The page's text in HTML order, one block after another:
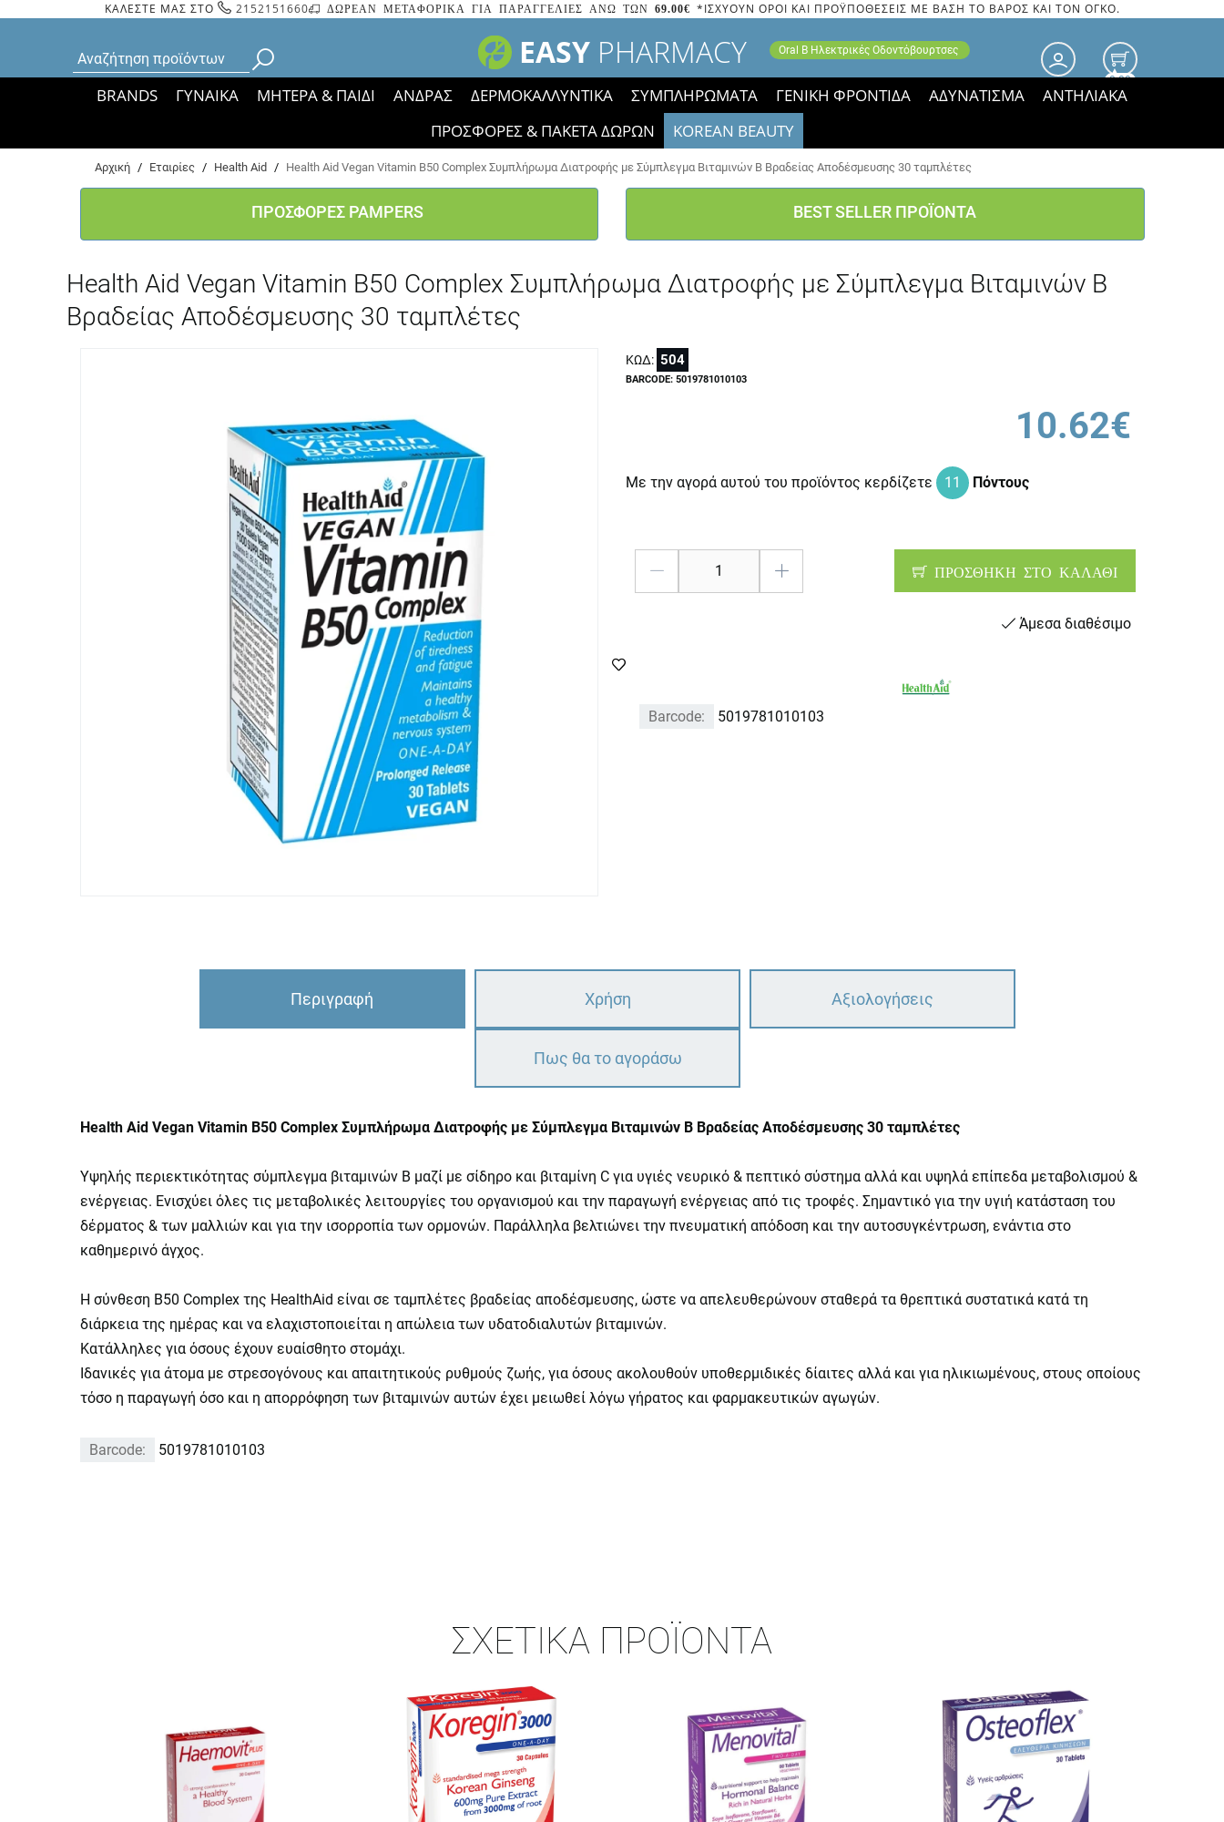
ΚΑΛΕΣΤΕ ΜΑΣ ΣΤΟ 2152151660 ΔΩΡΕΑΝ ΜΕΤΑΦΟΡΙΚΑ ΓΙΑ ΠΑΡΑΓΓΕΛΙΕΣ ΑΝΩ ΤΩΝ 69.00€ *ΙΣΧΥΟΥΝ ΟΡΟΙ ΚΑΙ ΠΡΟΫΠΟΘΕΣΕΙΣ ΜΕ ΒΑΣΗ ΤΟ ΒΑΡΟΣ ΚΑΙ ΤΟΝ ΟΓΚΟ.
EASY PHARMACY Oral B Ηλεκτρικές Οδοντόβουρτσες
0.00
BRANDS ΓΥΝΑΙΚΑ ΜΗΤΕΡΑ & ΠΑΙΔΙ ΑΝΔΡΑΣ ΔΕΡΜΟΚΑΛΛΥΝΤΙΚΑ ΣΥΜΠΛΗΡΩΜΑΤΑ ΓΕΝΙΚΗ ΦΡΟΝΤΙΔΑ ΑΔΥΝΑΤΙΣΜΑ
ΑΝΤΗΛΙΑΚΑ
ΠΡΟΣΦΟΡΕΣ & ΠΑΚΕΤΑ ΔΩΡΩΝ
KOREAN BEAUTY
Bάσει ΦΕΚ 35935/2023 τα εικονίδια των εκπτώσεων έφυγαν, οι χαμηλές μας τιμές ΠΑΡΑΜΕΝΟΥΝ!
Αρχική / Εταιρίες / Health Aid / Health Aid Vegan Vitamin B50 Complex Συμπλήρωμα Διατροφής με Σύμπλεγμα Βιταμινών B Βραδείας Αποδέσμευσης 30 ταμπλέτες
ΠΡΟΣΦΟΡΕΣ PAMPERS BEST SELLER ΠΡΟΪΟΝΤΑ
Health Aid Vegan Vitamin B50 Complex Συμπλήρωμα Διατροφής με Σύμπλεγμα Βιταμινών B
Βραδείας Αποδέσμευσης 30 ταμπλέτες
ΚΩΔ: 504
BARCODE: 5019781010103
10.62€
Με την αγορά αυτού του προϊόντος κερδίζετε 11 Πόντους
ΠΡΟΣΘΗΚΗ ΣΤΟ ΚΑΛΑΘΙ
Άμεσα διαθέσιμο
Barcode: 5019781010103
Περιγραφή Χρήση Αξιολογήσεις
Πως θα το αγοράσω
Health Aid Vegan Vitamin B50 Complex Συμπλήρωμα Διατροφής με Σύμπλεγμα Βιταμινών B Βραδείας Αποδέσμευσης 30 ταμπλέτες
Υψηλής περιεκτικότητας σύμπλεγμα βιταμινών Β μαζί με σίδηρο και βιταμίνη C για υγιές νευρικό & πεπτικό σύστημα αλλά και υψηλά επίπεδα μεταβολισμού &
ενέργειας. Ενισχύει όλες τις μεταβολικές λειτουργίες του οργανισμού και την παραγωγή ενέργειας από τις τροφές. Σημαντικό για την υγιή κατάσταση του
δέρματος & των μαλλιών και για την ισορροπία των ορμονών. Παράλληλα βελτιώνει την πνευματική απόδοση και την αυτοσυγκέντρωση, ενάντια στο
καθημερινό άγχος.
Η σύνθεση Β50 Complex της HealthAid είναι σε ταμπλέτες βραδείας αποδέσμευσης, ώστε να απελευθερώνουν σταθερά τα θρεπτικά συστατικά κατά τη
διάρκεια της ημέρας και να ελαχιστοποιείται η απώλεια των υδατοδιαλυτών βιταμινών.
Κατάλληλες για όσους έχουν ευαίσθητο στομάχι.
Ιδανικές για άτομα με στρεσογόνους και απαιτητικούς ρυθμούς ζωής, για όσους ακολουθούν υποθερμιδικές δίαιτες αλλά και για ηλικιωμένους, στους οποίους
τόσο η παραγωγή όσο και η απορρόφηση των βιταμινών αυτών έχει μειωθεί λόγω γήρατος και φαρμακευτικών αγωγών.
Barcode: 5019781010103
ΣΧΕΤΙΚΆ ΠΡΟΪΌΝΤΑ